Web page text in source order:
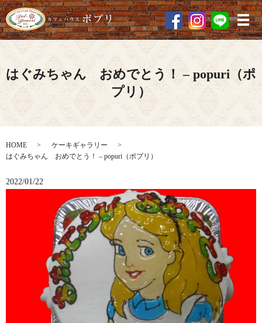
メ
はぐみちゃん おめでとう！ – popuri（ポ
プリ）
HOME
ケーキギャラリー
はぐみちゃん おめでとう！ – popuri（ポプリ）
2022/01/22